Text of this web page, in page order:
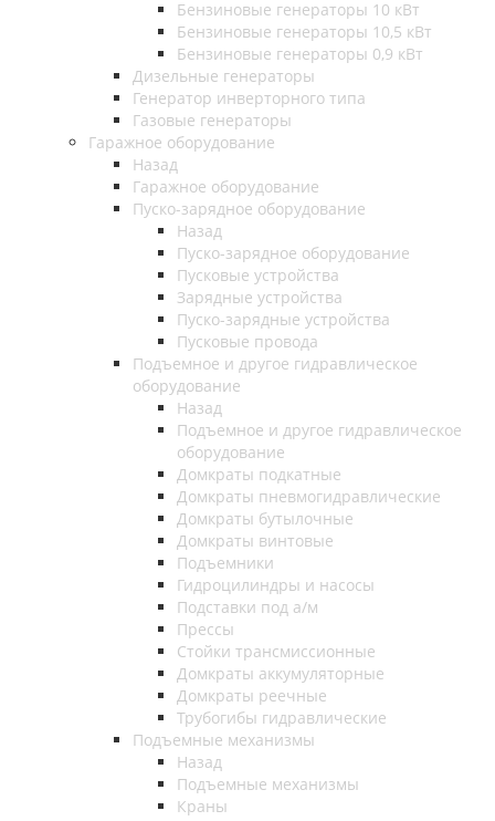
Бензиновые генераторы 10 кВт
Бензиновые генераторы 10,5 кВт
Бензиновые генераторы 0,9 кВт
Дизельные генераторы
Генератор инверторного типа
Газовые генераторы
Гаражное оборудование
Назад
Гаражное оборудование
Пуско-зарядное оборудование
Назад
Пуско-зарядное оборудование
Пусковые устройства
Зарядные устройства
Пуско-зарядные устройства
Пусковые провода
Подъемное и другое гидравлическое
оборудование
Назад
Подъемное и другое гидравлическое
оборудование
Домкраты подкатные
Домкраты пневмогидравлические
Домкраты бутылочные
Домкраты винтовые
Подъемники
Гидроцилиндры и насосы
Подставки под а/м
Прессы
Стойки трансмиссионные
Домкраты аккумуляторные
Домкраты реечные
Трубогибы гидравлические
Подъемные механизмы
Назад
Подъемные механизмы
Краны